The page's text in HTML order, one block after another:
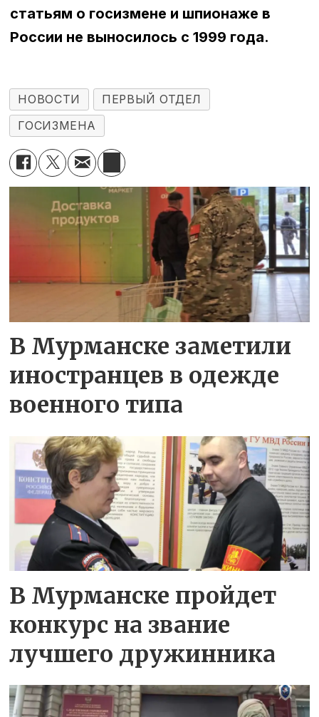
статьям о госизмене и шпионаже в
России не выносилось с 1999 года.
НОВОСТИ
ПЕРВЫЙ ОТДЕЛ
ГОСИЗМЕНА
В Мурманске заметили
иностранцев в одежде
военного типа
В Мурманске пройдет
конкурс на звание
лучшего дружинника